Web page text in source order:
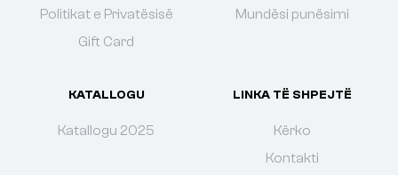
Politikat e Privatësisë
Gift Card
Mundësi punësimi
KATALLOGU
Katallogu 2025
LINKA TË SHPEJTË
Kërko
Kontakti